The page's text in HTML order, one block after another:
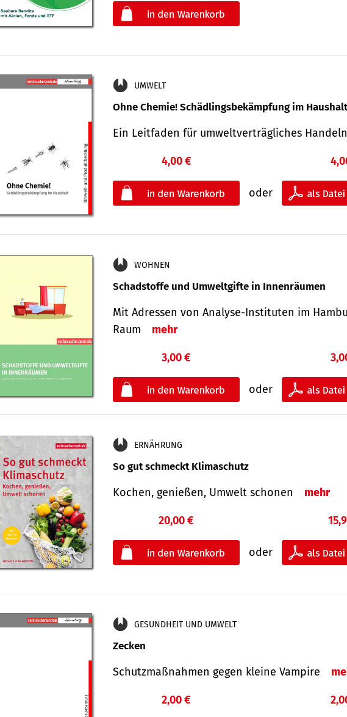
UMWELT
Ohne Chemie! Schädlingsbekämpfung im Haushalt
Ein Leitfaden für um­welt­ver­träg­liches Han­deln
4,00 €
oder
WOHNEN
Schadstoffe und Umweltgifte in Innenräumen
Mit Adressen von Analyse-Insti­tuten im
Raum
mehr
3,00 €
oder
ERNÄHRUNG
So gut schmeckt Klimaschutz
Kochen, genießen, Umwelt schonen mehr
20,00 €
oder
GESUNDHEIT UND UMWELT
Zecken
Schutz­maß­nahmen gegen kleine Vampire
2,00 €